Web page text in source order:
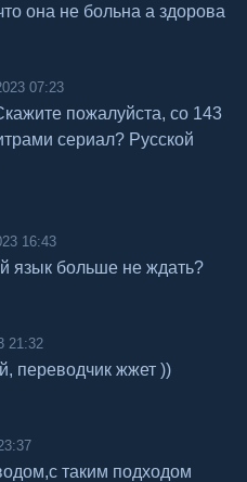
она не больна а здорова
07:23
пожалуйста, со 143
сериал? Русской
16:43
язык больше не ждать?
21:32
переводчик жжет ))
таким подходом